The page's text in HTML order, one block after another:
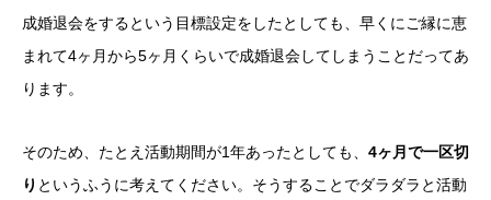
成婚退会をするという目標設定をしたとしても、早くにご縁に恵
まれて4ヶ月から5ヶ月くらいで成婚退会してしまうことだってあ
ります。
そのため、たとえ活動期間が1年あったとしても、 4ヶ月で一区切
り というふうに考えてください。そうすることでダラダラと活動